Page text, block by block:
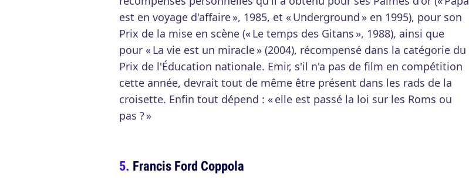
est en voyage d'affaire », 1985, et « Underground » en 1995), pour son
Prix de la mise en scène (« Le temps des Gitans », 1988), ainsi que
pour « La vie est un miracle » (2004), récompensé dans la catégorie du
Prix de l'Éducation nationale. Emir, s'il n'a pas de film en compétition
cette année, devrait tout de même être présent dans les rads de la
croisette. Enfin tout dépend : « elle est passé la loi sur les Roms ou
pas ? »
Francis Ford Coppola